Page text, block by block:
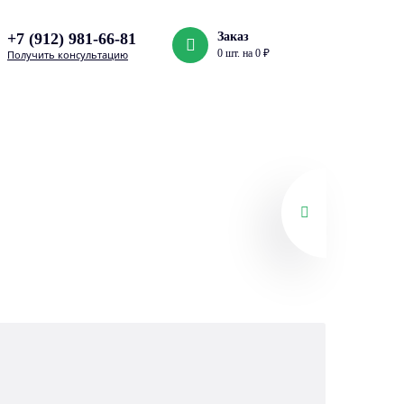
+7 (912) 981-66-81
Получить консультацию
Заказ
0 шт. на 0 ₽